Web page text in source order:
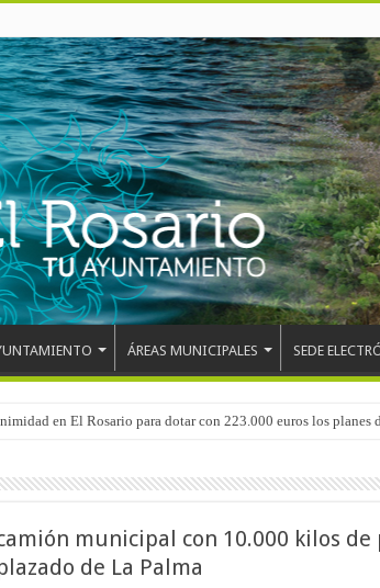
ÁREAS MUNICIPALES SEDE
la reforma del CEIP San Isidro con las demoliciones para la
municipal con 10.000 kilos de
de La Palma